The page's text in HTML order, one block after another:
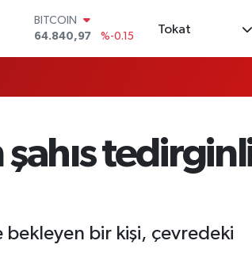
BITCOIN
64.840,97
%-0.15
55,2510
%0.32
GRAM ALTIN
6660.55
%0
Tokat
bekleyen bir kişi, çevredeki